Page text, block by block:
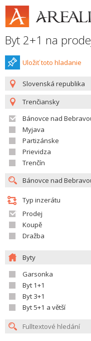
Byt 2+1 na
Uložiť toto hladanie
Slovenská republika
Trenčiansky
Bánovce nad
Myjava
Partizánske
Prievidza
Trenčín
Typ inzerátu
Prodej
Koupě
Dražba
Byty
Garsonka
Byt 1+1
Byt 3+1
Byt 5+1 a větší